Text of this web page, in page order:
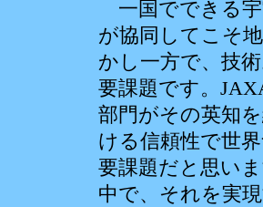
一国でできる宇
が協同してこそ
かし一方で、技
要課題です。
部門がその英知
ける信頼性で世
要課題だと思い
中で、それを実